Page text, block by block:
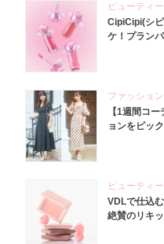
ビューティー
CipiCipi(シ
ケ！プラン
ファッション
【1週間コ
ョンをピッ
ビューティー
VDLで仕込
絶賛のリキ